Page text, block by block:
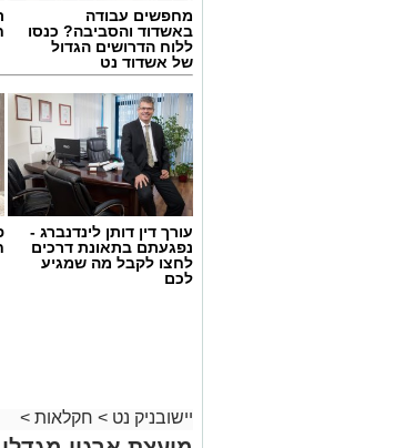
הארץ.
מחפשים עבודה
באשדוד והסביבה? כנסו
ללוח הדרושים הגדול
של אשדוד נט
עורך דין דותן לינדנברג -
נפגעתם בתאונת דרכים
לחצו לקבל מה שמגיע
לכם
יישובניק נט > חקלאות >